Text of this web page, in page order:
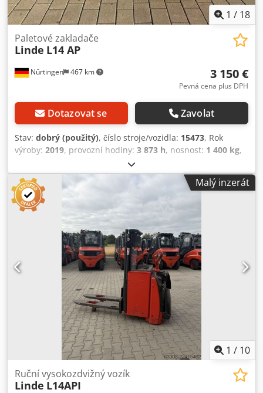
1 / 18
Nürtingen 467 km
Paletové zakladače
Linde L14 AP
3 150 €
Pevná cena plus DPH
Dotazovat se Zavolat
Stav: dobrý (použitý), číslo stroje/vozidla: 15473, Rok
výroby: 2019, provozní hodiny: 3 873 h, nosnost: 1 400 kg,
, volný zdvih:
nákladu:600 mm, typ paliva:elektrický, typ stožáru:
duplex, stavební výška: , napětí baterie:24 V,
délka vidlic:1 150 mm , celková hmotnost:
5187281 Sériové číslo: W41173V00441 Csdpfozfuz Dex
Ahyjrf Specifikace baterie: 24 V
Malý inzerát
1 / 10
Ruční vysokozdvižný vozík
Linde L14API